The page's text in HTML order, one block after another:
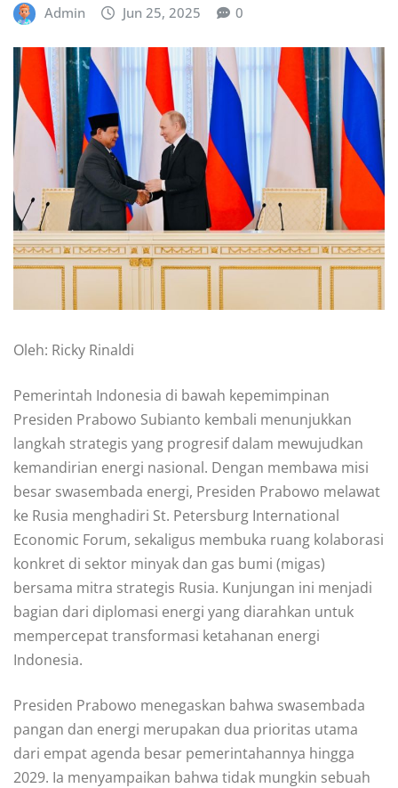
Admin Jun 25, 2025 0
Oleh: Ricky Rinaldi
Pemerintah Indonesia di bawah kepemimpinan
Presiden Prabowo Subianto kembali menunjukkan
langkah strategis yang progresif dalam mewujudkan
kemandirian energi nasional. Dengan membawa misi
besar swasembada energi, Presiden Prabowo melawat
ke Rusia menghadiri St. Petersburg International
Economic Forum, sekaligus membuka ruang kolaborasi
konkret di sektor minyak dan gas bumi (migas)
bersama mitra strategis Rusia. Kunjungan ini menjadi
bagian dari diplomasi energi yang diarahkan untuk
mempercepat transformasi ketahanan energi
Indonesia.
Presiden Prabowo menegaskan bahwa swasembada
pangan dan energi merupakan dua prioritas utama
dari empat agenda besar pemerintahannya hingga
2029. Ia menyampaikan bahwa tidak mungkin sebuah